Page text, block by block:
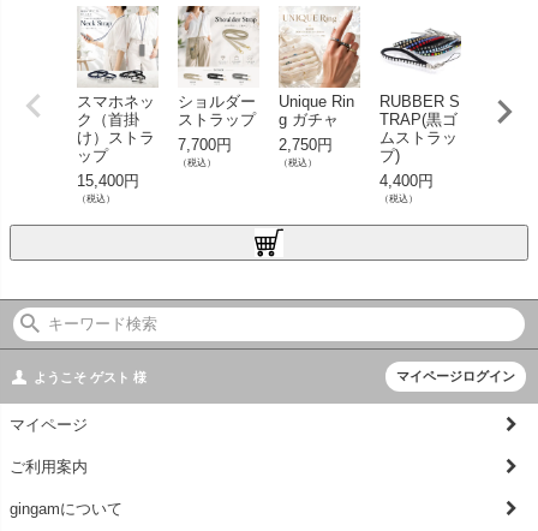
スマホネッ
ク（首掛
け）ストラ
ップ
15,400円
（税込）
ショルダー
ストラップ
7,700円
（税込）
Unique Rin
g ガチャ
2,750円
（税込）
RUBBER S
TRAP(黒ゴ
ムストラッ
プ)
4,400円
（税込）
デニム
ルダー
ようこそ ゲスト 様 マイページログイン
マイページ
ご利用案内
gingamについて